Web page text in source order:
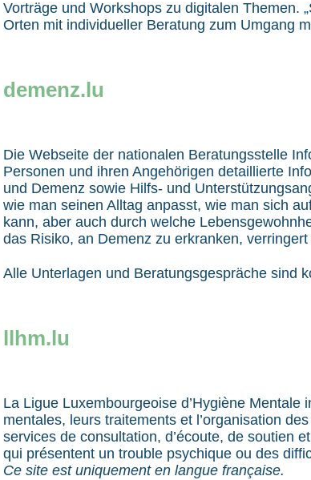
Vorträge und Workshops zu digitalen Themen.
Orten mit individueller Beratung zum Umgang
demenz.lu
Die Webseite der nationalen Beratungsstelle
Personen und ihren Angehörigen detaillierte
und Demenz sowie Hilfs- und
wie man seinen Alltag anpasst, wie man sich
kann, aber auch durch welche
das Risiko, an Demenz zu erkranken,
Alle Unterlagen und Beratungsgespräche sind
llhm.lu
La Ligue Luxembourgeoise d’Hygiène
mentales, leurs traitements et l’organisation
services de consultation, d’écoute, de soutien
qui présentent un trouble psychique ou des
Ce site est uniquement en langue française.